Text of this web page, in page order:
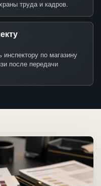
труда и кадров.
по магазину
после передачи